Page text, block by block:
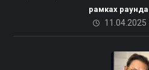
рамках
11.04.2025